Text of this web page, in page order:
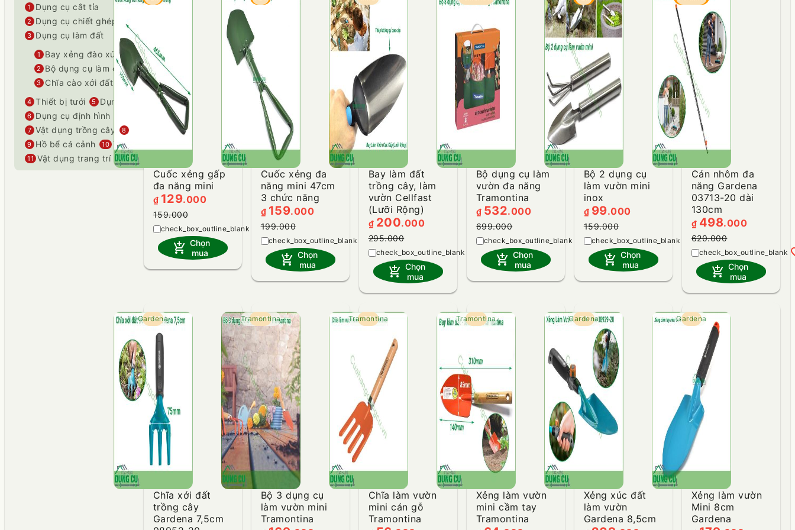
1 Dụng cụ cắt tỉa
2 Dụng cụ chiết ghép
3 Dụng cụ làm đất
1 Bay xẻng đào xúc đất
2 Bộ dụng cụ làm đất
3 Chĩa cào xới đất
4 Thiết bị tưới 5 Dụng cụ thu hoạch
6 Dụng cụ định hình
7 Vật dụng trồng cây 8 Hạt, cây giống
9 Hồ bể cá cảnh 10 Thiết bị đo
11 Vật dụng trang trí
Cuốc xẻng gấp
đa năng mini
₫ 129.000
159.000
heart_plus
add_shopping_cart Chọn
mua
Cuốc xẻng đa
năng mini 47cm
3 chức năng
₫ 159.000
199.000
heart_plus
add_shopping_cart Chọn
mua
Bay làm đất
trồng cây, làm
vườn Cellfast
(Lưỡi Rộng)
₫ 200.000
295.000
add_shopping_cart Chọn
mua
Bộ dụng cụ làm
vườn đa năng
Tramontina
₫ 532.000
699.000
heart_plus
add_shopping_cart Chọn
mua
Bộ 2 dụng cụ
làm vườn mini
inox
₫ 99.000
159.000
heart_plus
add_shopping_cart Chọn
mua
Cán nhôm đa
năng Gardena
03713-20 dài
130cm
₫ 498.000
620.000
add_shopping_cart Chọn
mua
- 28%
Gardena
Chĩa xới đất
trồng cây
Gardena 7,5cm
- 34%
Tramontina
Bộ 3 dụng cụ
làm vườn mini
Tramontina
- 51%
Tramontina
Chĩa làm vườn
mini cán gỗ
Tramontina
- 36%
Tramontina
Xẻng làm vườn
mini cầm tay
Tramontina
- 31%
Gardena
Xẻng xúc đất
làm vườn
Gardena 8,5cm
- 11%
Gardena
Xẻng làm vườn
Mini 8cm
Gardena